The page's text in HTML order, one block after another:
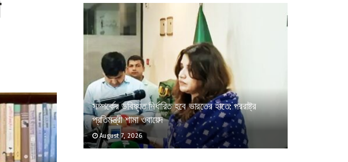
সম্পর্কের ভবিষ্যত নির্ধারিত হবে ভারতের হাতে: পররাষ্ট্র
প্রতিমন্ত্রী শামা ওবায়েদ
August 7, 2026